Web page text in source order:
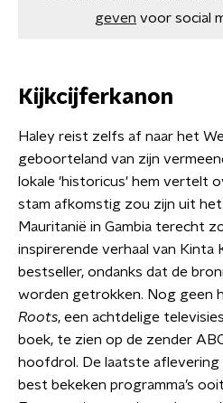
geven voor social
Kijkcijferkanon
Haley reist zelfs af naar het
geboorteland van zijn
lokale 'historicus' hem vertelt
stam afkomstig zou zijn uit het
Mauritanië in Gambia terecht
inspirerende verhaal van Kinta
bestseller, ondanks dat de
worden getrokken. Nog geen
Roots, een achtdelige
boek, te zien op de zender
hoofdrol. De laatste aflevering
best bekeken programma’s